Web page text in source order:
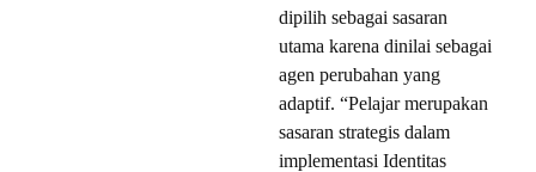
dipilih sebagai sasaran
utama karena dinilai sebagai
agen perubahan yang
adaptif. “Pelajar merupakan
sasaran strategis dalam
implementasi Identitas